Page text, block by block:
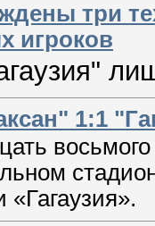
три
игроков
1:1